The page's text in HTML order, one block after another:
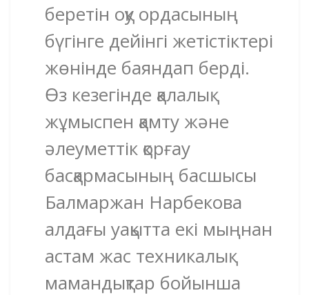
беретін оқу ордасының
бүгінге дейінгі жетістіктері
жөнінде баяндап берді.
Өз кезегінде қалалық
жұмыспен қамту және
әлеуметтік қорғау
басқармасының басшысы
Балмаржан Нарбекова
алдағы уақытта екі мыңнан
астам жас техникалық
мамандықтар бойынша